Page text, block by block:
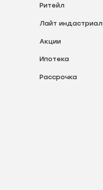
Ритейл
Лайт индастриал
Акции
Ипотека
Рассрочка